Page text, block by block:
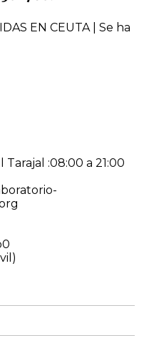
EN CEUTA | Se ha
Tarajal :08:00 a 21:00